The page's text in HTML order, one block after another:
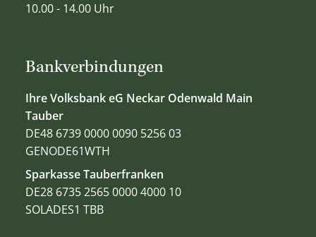
Bankverbindungen
Ihre Volksbank eG Neckar Odenwald Main
Tauber
DE48 6739 0000 0090 5256 03
GENODE61WTH
Sparkasse Tauberfranken
DE28 6735 2565 0000 4000 10
SOLADES1 TBB
10.00 - 14.00 Uhr